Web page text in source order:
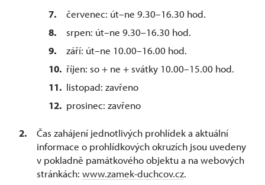
červenec: út–ne 9.30–16.30 hod.
srpen: út–ne 9.30–16.30 hod.
září: út–ne 10.00–16.00 hod.
říjen: so + ne + svátky 10.00–15.00 hod.
listopad: zavřeno
prosinec: zavřeno
Čas zahájení jednotlivých prohlídek a aktuální
informace o prohlídkových okruzích jsou uvedeny
v pokladně památkového objektu a na webových
stránkách: www.zamek-duchcov.cz.